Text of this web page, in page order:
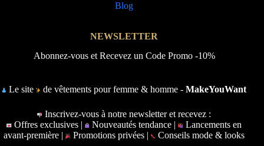
Blog
NEWSLETTER
Abonnez-vous et Recevez un Code Promo -10%
Le site de vêtements pour femme & homme -MakeYouWant
Inscrivez-vous à notre newsletter et recevez :
Offres exclusives |
Nouveautés tendance |
Lancements en
avant-première | Promotions privées | Conseils mode & looks